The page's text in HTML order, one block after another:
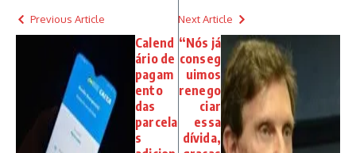
Previous Article
Calend
ário de
pagam
ento
das
parcela
s
Next Article
“Nós já
conseg
uimos
renego
ciar
essa
dívida,